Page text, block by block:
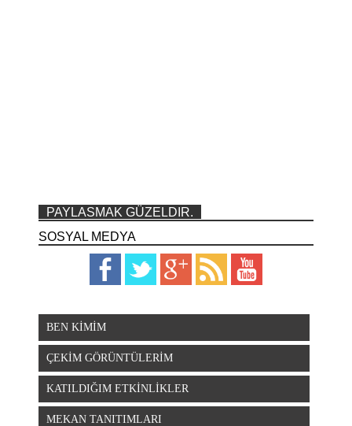
PAYLASMAK GÜZELDIR.
SOSYAL MEDYA
BEN KİMİM
ÇEKİM GÖRÜNTÜLERİM
KATILDIĞIM ETKİNLİKLER
MEKAN TANITIMLARI